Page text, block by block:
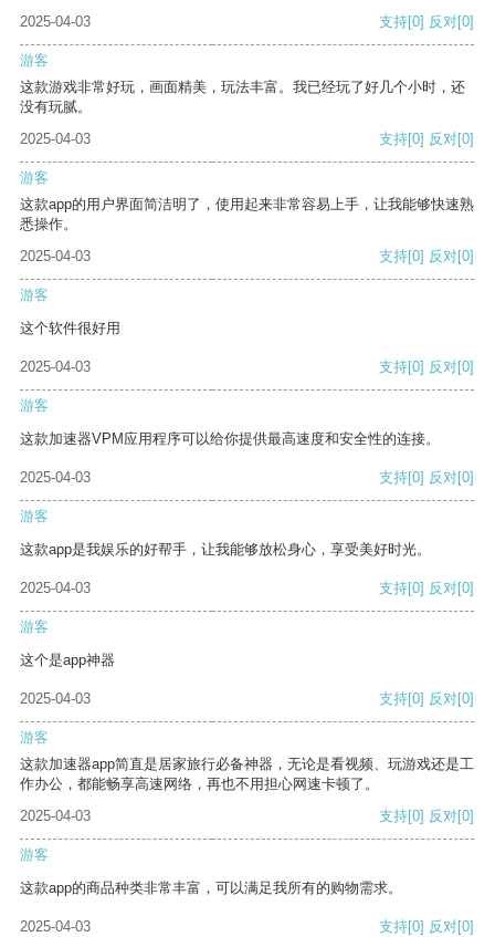
2025-04-03
支持[0] 反对[0]
游客
这款游戏非常好玩，画面精美，玩法丰富。我已经玩了好几个小时，还
没有玩腻。
2025-04-03
支持[0] 反对[0]
游客
这款app的用户界面简洁明了，使用起来非常容易上手，让我能够快速熟
悉操作。
2025-04-03
支持[0] 反对[0]
游客
这个软件很好用
2025-04-03 支持[0] 反对[0]
游客
这款加速器VPM应用程序可以给你提供最高速度和安全性的连接。
2025-04-03 支持[0] 反对[0]
游客
这款app是我娱乐的好帮手，让我能够放松身心，享受美好时光。
2025-04-03 支持[0] 反对[0]
游客
这个是app神器
2025-04-03 支持[0] 反对[0]
游客
这款加速器app简直是居家旅行必备神器，无论是看视频、玩游戏还是工
作办公，都能畅享高速网络，再也不用担心网速卡顿了。
2025-04-03
支持[0] 反对[0]
游客
这款app的商品种类非常丰富，可以满足我所有的购物需求。
2025-04-03 支持[0] 反对[0]